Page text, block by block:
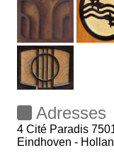
Adresses
4 Cité Paradis
Eindhoven -